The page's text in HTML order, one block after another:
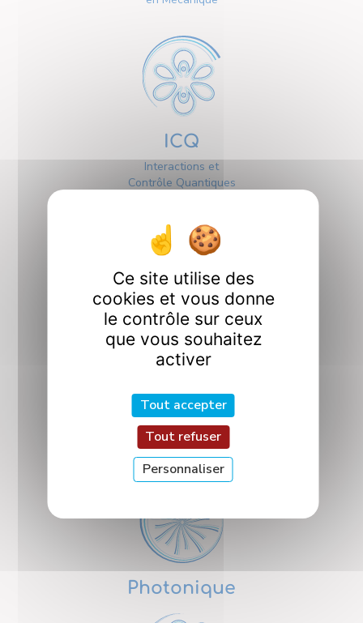
ICQ
Interactions et
Contrôle Quantiques
Interfaces
Nanosciences
Photonique
Ce site utilise des
cookies et vous donne
le contrôle sur ceux
que vous souhaitez
activer
Tout accepter
Tout refuser
Personnaliser